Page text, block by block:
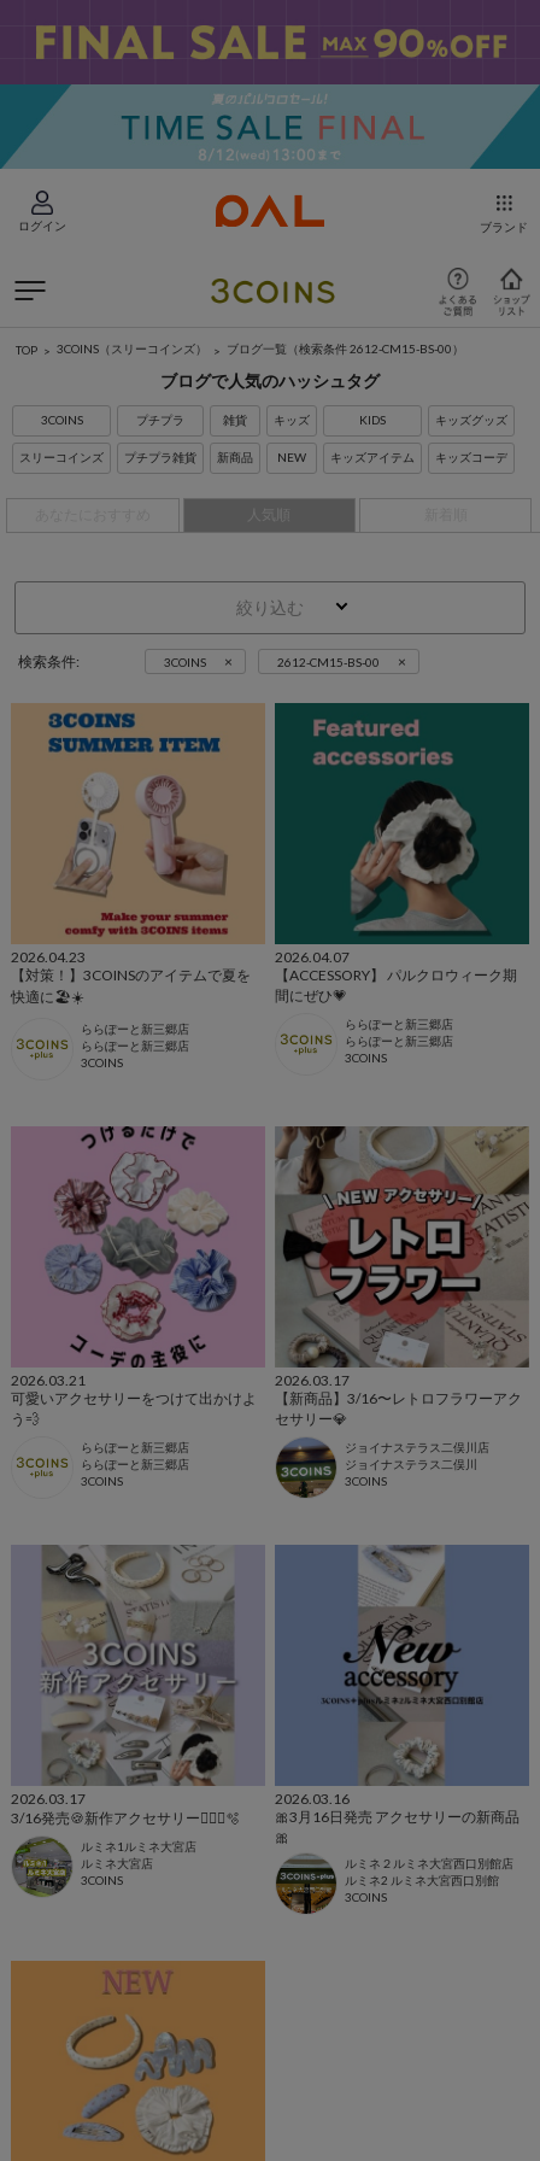
ログイン ブランド
TOP 3COINS（スリーコインズ） ブログ一覧 （検索条件 2612-CM15-BS-00）
ブログで人気のハッシュタグ
3COINS
スリーコインズ
プチプラ
プチプラ雑貨
雑貨
新商品
キッズ
NEW
KIDS
キッズアイテム
キッズグッズ
キッズコーデ
人気順
絞り込む
検索条件: 3COINS × 2612-CM15-BS-00 ×
2026.04.23
【対策！】3COINSのアイテムで夏を
快適に🏖☀️
ららぽーと新三郷店
ららぽーと新三郷店
3COINS
2026.04.07
【ACCESSORY】 パルクロウィーク期
間にぜひ💗
ららぽーと新三郷店
ららぽーと新三郷店
3COINS
2026.03.21
可愛いアクセサリーをつけて出かけよ
う💨
ららぽーと新三郷店
ららぽーと新三郷店
3COINS
2026.03.17
【新商品】3/16〜レトロフラワーアク
セサリー💎
ジョイナステラス二俣川店
ジョイナステラス二俣川
3COINS
2026.03.17
3/16発売🍪新作アクセサリー💁🏻‍♀️🫧
ルミネ1ルミネ大宮店
ルミネ大宮店
3COINS
2026.03.16
🎀3月16日発売 アクセサリーの新商品
🎀
ルミネ２ルミネ大宮西口別館店
ルミネ2 ルミネ大宮西口別館
3COINS